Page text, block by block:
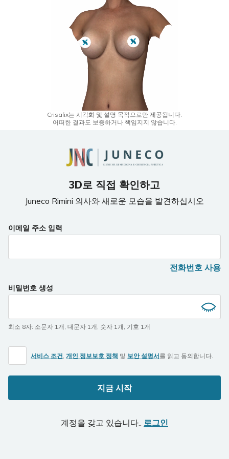
Crisalix는 시각화 및 설명 목적으로만 제공됩니다.
어떠한 결과도 보증하거나 책임지지 않습니다.
3D로 직접 확인하고
Juneco Rimini 의사와 새로운 모습을 발견하십시오
이메일 주소 입력
전화번호 사용
비밀번호 생성
최소 8자: 소문자 1개 대문자 1개 숫자 1개 기호 1개
서비스 조건, 개인 정보보호 정책 및 보안 설명서를 읽고 동의합니다.
지금 시작
계정을 갖고 있습니다.. 로그인